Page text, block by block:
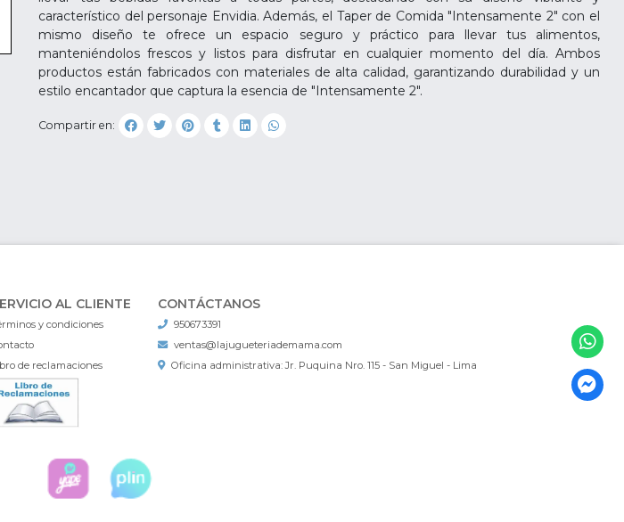
característico del personaje Envidia. Además, el Taper de Comida "Intensamente 2" con el
mismo diseño te ofrece un espacio seguro y práctico para llevar tus alimentos,
manteniéndolos frescos y listos para disfrutar en cualquier momento del día. Ambos
productos están fabricados con materiales de alta calidad, garantizando durabilidad y un
estilo encantador que captura la esencia de "Intensamente 2".
Compartir en:
AL CLIENTE
y condiciones
de reclamaciones
CONTÁCTANOS
950673391
ventas@lajugueteriademama.com
Oficina administrativa: Jr. Puquina Nro. 115 - San Miguel - Lima